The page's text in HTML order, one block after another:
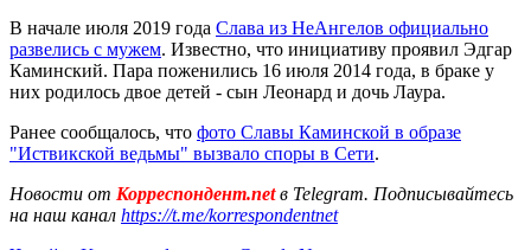
В начале июля 2019 года Слава из НеАнгелов официально
развелись с мужем. Известно, что инициативу проявил Эдгар
Каминский. Пара поженились 16 июля 2014 года, в браке у
них родилось двое детей - сын Леонард и дочь Лаура.
Ранее сообщалось, что фото Славы Каминской в образе
"Иствикской ведьмы" вызвало споры в Сети.
Новости от Корреспондент.netв Telegram. Подписывайтесь
на наш канал https://t.me/korrespondentnet